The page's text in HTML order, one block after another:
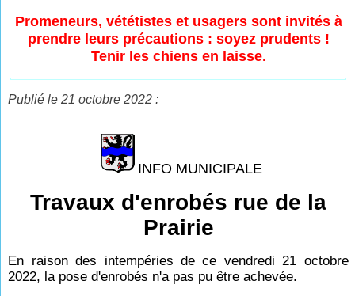
Promeneurs, vététistes et usagers sont invités à
prendre leurs précautions : soyez prudents !
Tenir les chiens en laisse.
Publié le 21 octobre 2022 :
INFO MUNICIPALE
Travaux d'enrobés rue de la
Prairie
En raison des intempéries de ce vendredi 21 octobre
2022, la pose d'enrobés n'a pas pu être achevée.